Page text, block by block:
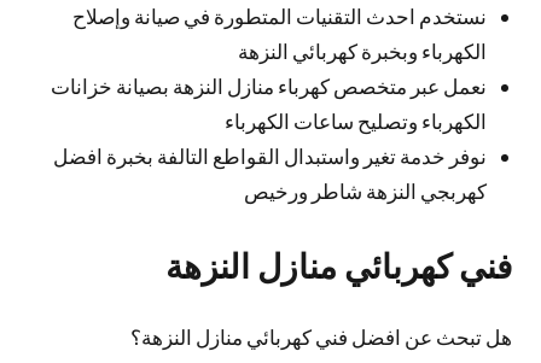
نستخدم احدث التقنيات المتطورة في صيانة وإصلاح
الكهرباء وبخبرة كهربائي النزهة
نعمل عبر متخصص كهرباء منازل النزهة بصيانة خزانات
الكهرباء وتصليح ساعات الكهرباء
نوفر خدمة تغير واستبدال القواطع التالفة بخبرة افضل
كهربجي النزهة شاطر ورخيص
فني كهربائي منازل النزهة
هل تبحث عن افضل فني كهربائي منازل النزهة؟